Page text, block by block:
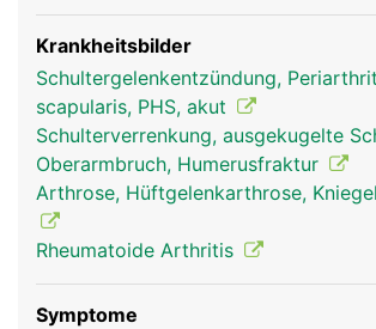
Rotatorenmanschette) und dem
Schultermuskel (Deltoideus)
Bewegung des Armes wird durch das
Zusammenspiel von Gelenk, Bändern
ermöglicht.
Krankheitsbilder
Schultergelenkentzündung,
scapularis, PHS, akut
Schulterverrenkung, ausgekugelte
Oberarmbruch, Humerusfraktur
Arthrose, Hüftgelenkarthrose,
Rheumatoide Arthritis
Symptome